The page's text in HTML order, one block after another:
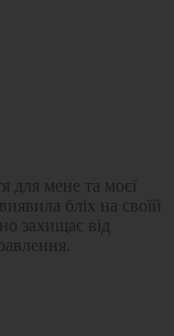
для мене та моєї
бліх на своїй
захищає від